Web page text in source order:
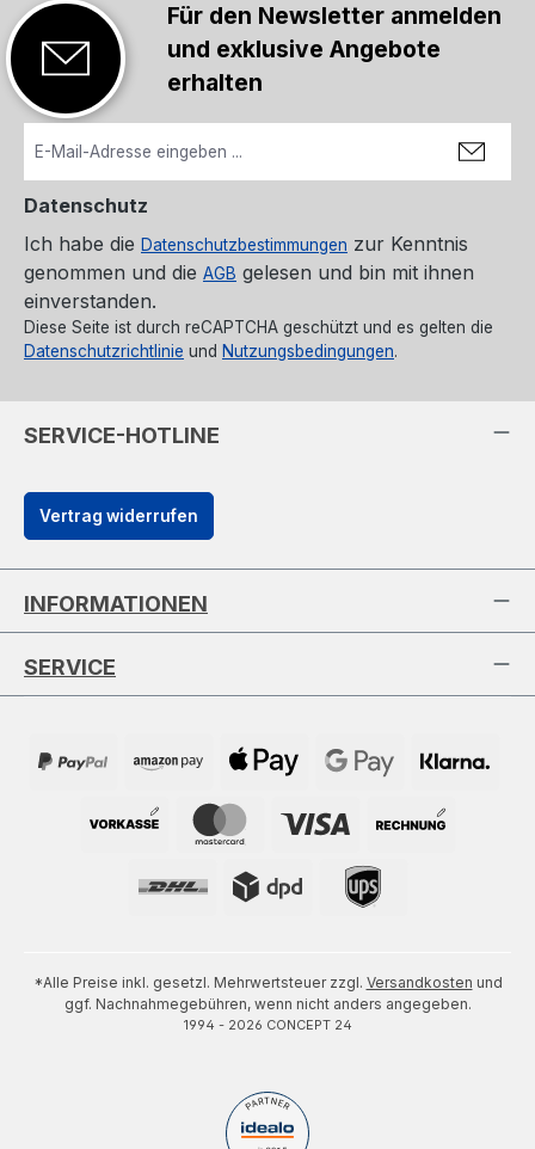
Für den Newsletter anmelden
und exklusive Angebote
erhalten
Datenschutz
Ich habe die Datenschutzbestimmungen zur Kenntnis
genommen und die AGB gelesen und bin mit ihnen
einverstanden.
Diese Seite ist durch reCAPTCHA geschützt und es gelten die
Datenschutzrichtlinie und Nutzungsbedingungen.
SERVICE-HOTLINE
Vertrag widerrufen
INFORMATIONEN
SERVICE
*Alle Preise inkl. gesetzl. Mehrwertsteuer zzgl. Versandkosten und
ggf. Nachnahmegebühren, wenn nicht anders angegeben.
1994 - 2026 CONCEPT 24